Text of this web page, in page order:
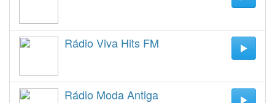
Rádio Viva Hits FM
Rádio Moda Antiga